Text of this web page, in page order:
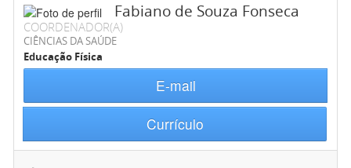
Fabiano de Souza Fonseca
COORDENADOR(A)
CIÊNCIAS DA SAÚDE
Educação Física
E-mail
Currículo